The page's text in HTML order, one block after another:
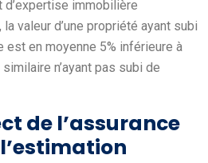
d’expertise immobilière
valeur d’une propriété ayant subi
est en moyenne 5% inférieure à
n’ayant pas subi de
de l’assurance